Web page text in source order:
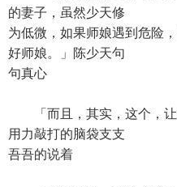
的妻子，虽然少天修
为低微，如果师娘遇到危险
好师娘。」陈少天句
句真心
「而且，其实，这个，
用力敲打的脑袋支支
吾吾的说着